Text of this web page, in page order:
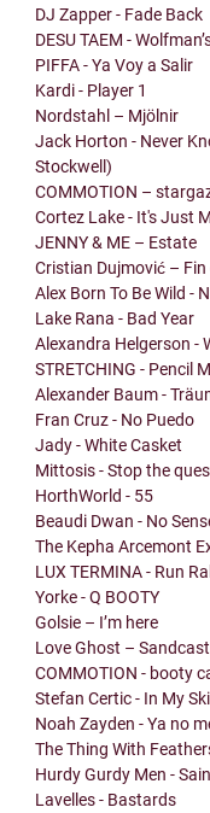
DJ Zapper - Fade Back
DESU TAEM -
PIFFA - Ya Voy a Salir
Kardi - Player 1
Nordstahl – Mjölnir
Jack Horton - Never
Stockwell)
COMMOTION –
Cortez Lake - It's Just
JENNY & ME – Estate
Cristian Dujmović –
Alex Born To Be Wild -
Lake Rana - Bad Year
Alexandra Helgerson -
STRETCHING - Pencil
Alexander Baum -
Fran Cruz - No Puedo
Jady - White Casket
Mittosis - Stop the
HorthWorld - 55
Beaudi Dwan - No
The Kepha Arcemont
LUX TERMINA - Run
Yorke - Q BOOTY
Golsie – I’m here
Love Ghost –
COMMOTION - booty
Stefan Certic - In My
Noah Zayden - Ya no
The Thing With
Hurdy Gurdy Men -
Lavelles - Bastards